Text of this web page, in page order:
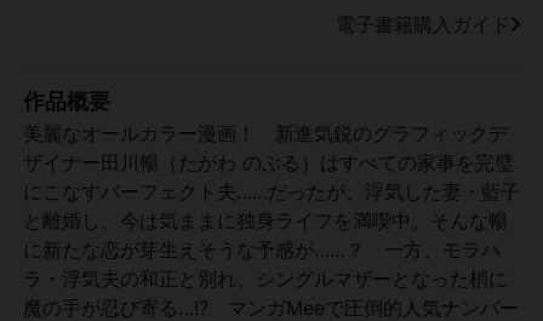
電子書籍購入ガイド
作品概要
美麗なオールカラー漫画！ 新進気鋭のグラフィックデ
ザイナー田川暢（たがわ のぶる）はすべての家事を完璧
にこなすパーフェクト夫……だったが、浮気した妻・藍子
と離婚し、今は気ままに独身ライフを満喫中。そんな暢
に新たな恋が芽生えそうな予感が……？ 一方、モラハ
ラ・浮気夫の和正と別れ、シングルマザーとなった梢に
魔の手が忍び寄る…!? マンガMeeで圧倒的人気ナンバー